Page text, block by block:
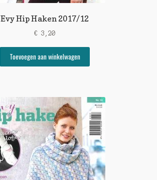
Evy Hip Haken 2017/12
€ 3,20
Toevoegen aan winkelwagen